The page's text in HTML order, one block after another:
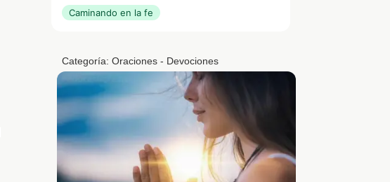
Caminando en la fe
Categoría: Oraciones - Devociones